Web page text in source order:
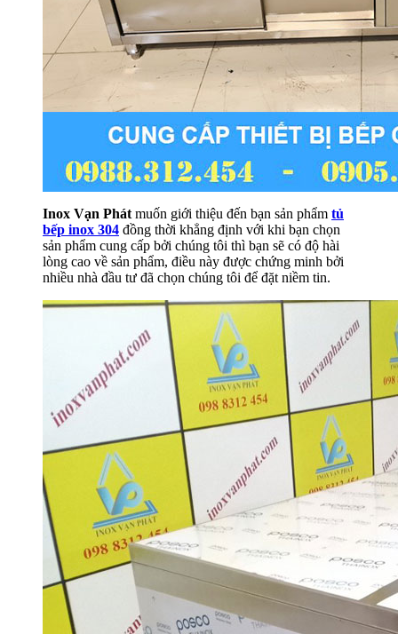
Inox Vạn Phátmuốn giới thiệu đến bạn sản phẩm tủ
bếp inox 304 đồng thời khẳng định với khi bạn chọn
sản phẩm cung cấp bởi chúng tôi thì bạn sẽ có độ hài
lòng cao về sản phẩm, điều này được chứng minh bởi
nhiều nhà đầu tư đã chọn chúng tôi để đặt niềm tin.